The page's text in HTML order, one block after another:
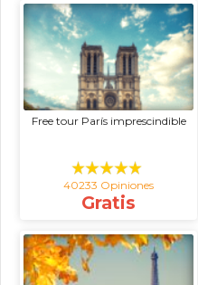
Free tour París imprescindible
40233 Opiniones
Gratis